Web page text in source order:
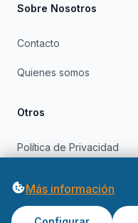
Sobre Nosotros
Contacto
Quienes somos
Otros
Política de Privacidad
Más información